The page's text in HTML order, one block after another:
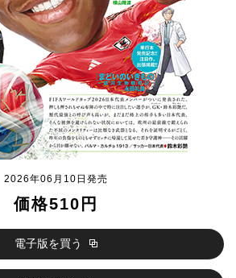
2026年06月10日発売
価格510円
電子版を買う